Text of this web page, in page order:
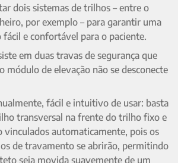
dois sistemas de trilhos – entre o
por exemplo – para garantir uma
e confortável para o paciente.
em duas travas de segurança que
módulo de elevação não se desconecte
fácil e intuitivo de usar: basta
transversal na frente do trilho fixo e
vinculados automaticamente, pois os
de travamento se abrirão, permitindo
seja movida suavemente de um